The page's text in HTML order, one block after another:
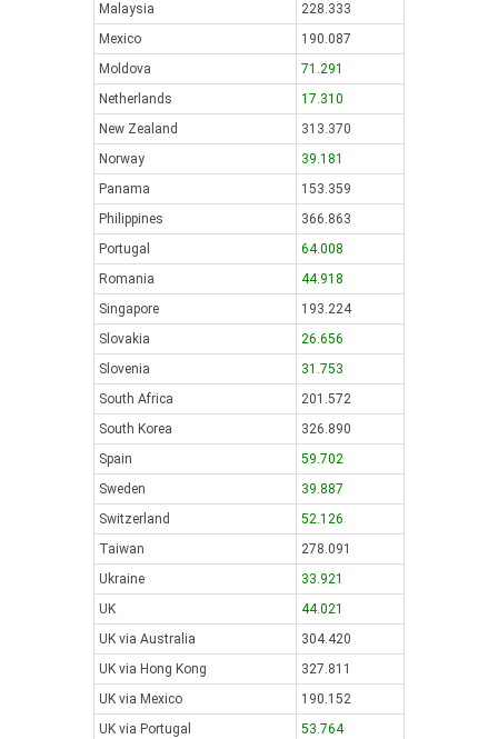
Malaysia
228.333
Mexico
190.087
Moldova
71.291
Netherlands
17.310
New Zealand
313.370
Norway
39.181
Panama
153.359
Philippines
366.863
Portugal
64.008
Romania
44.918
Singapore
193.224
Slovakia
26.656
Slovenia
31.753
South Africa
201.572
South Korea
326.890
Spain
59.702
Sweden
39.887
Switzerland
52.126
Taiwan
278.091
Ukraine
33.921
UK
44.021
UK via Australia
304.420
UK via Hong Kong
327.811
UK via Mexico
190.152
UK via Portugal
53.764